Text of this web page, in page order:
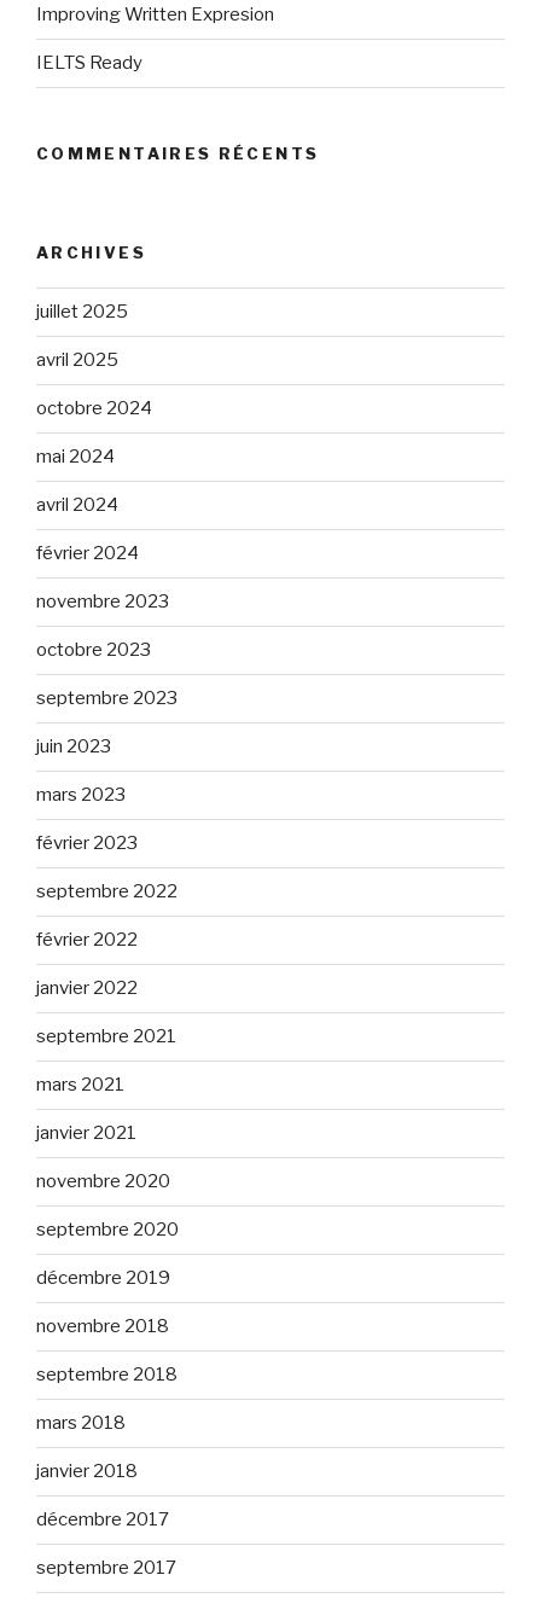
Improving Written Expresion
IELTS Ready
COMMENTAIRES RÉCENTS
ARCHIVES
juillet 2025
avril 2025
octobre 2024
mai 2024
avril 2024
février 2024
novembre 2023
octobre 2023
septembre 2023
juin 2023
mars 2023
février 2023
septembre 2022
février 2022
janvier 2022
septembre 2021
mars 2021
janvier 2021
novembre 2020
septembre 2020
décembre 2019
novembre 2018
septembre 2018
mars 2018
janvier 2018
décembre 2017
septembre 2017